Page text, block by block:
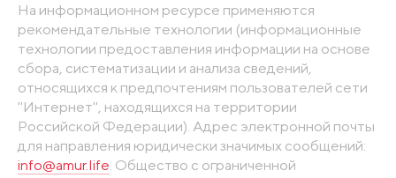
На информационном ресурсе применяются
рекомендательные технологии (информационные
технологии предоставления информации на основе
сбора, систематизации и анализа сведений,
относящихся к предпочтениям пользователей сети
"Интернет", находящихся на территории
Российской Федерации). Адрес электронной почты
для направления юридически значимых сообщений:
info@amur.life. Общество с ограниченной